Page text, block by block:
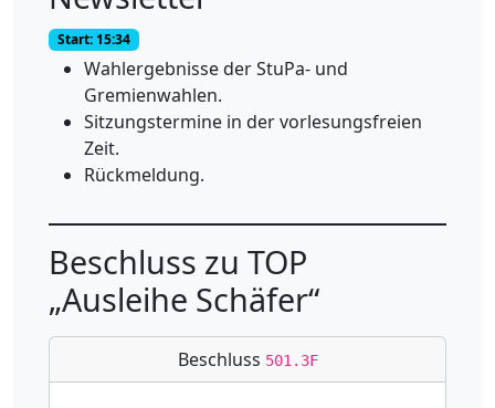
Start: 15:34
Wahlergebnisse der StuPa- und
Gremienwahlen.
Sitzungstermine in der vorlesungsfreien
Zeit.
Rückmeldung.
Beschluss zu TOP
„Ausleihe Schäfer“
Beschluss 501.3F